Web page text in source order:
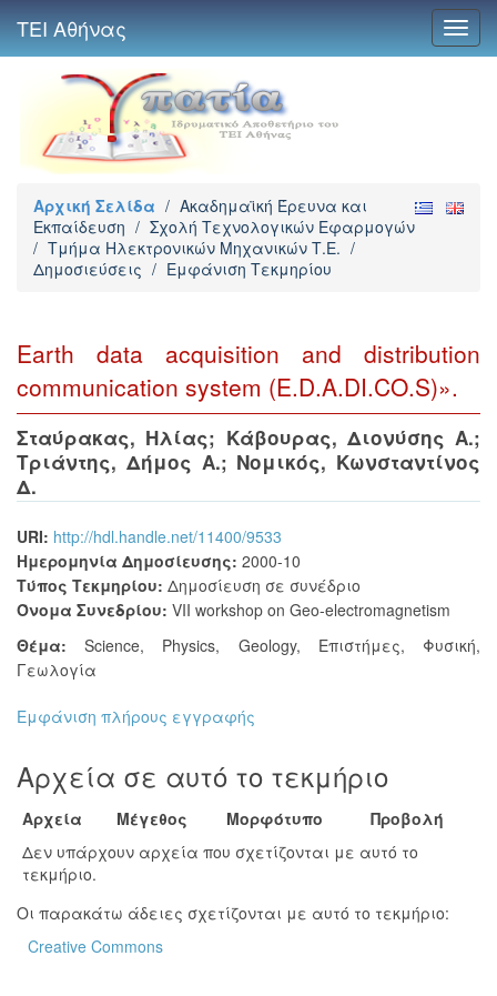
ΤΕΙ Αθήνας
Αρχική Σελίδα / Ακαδημαϊκή Έρευνα και
Εκπαίδευση / Σχολή Τεχνολογικών Εφαρμογών
/ Τμήμα Ηλεκτρονικών Μηχανικών Τ.Ε. /
Δημοσιεύσεις / Εμφάνιση Τεκμηρίου
Earth data acquisition and distribution
communication system (E.D.A.DI.CO.S)».
Σταύρακας, Ηλίας; Κάβουρας, Διονύσης Α.;
Τριάντης, Δήμος Α.; Νομικός, Κωνσταντίνος
Δ.
URI: http://hdl.handle.net/11400/9533
Ημερομηνία Δημοσίευσης: 2000-10
Τύπος Τεκμηρίου: Δημοσίευση σε συνέδριο
Όνομα Συνεδρίου: VII workshop on Geo-electromagnetism
Θέμα:
Science, Physics, Geology, Επιστήμες, Φυσική,
Γεωλογία
Εμφάνιση πλήρους εγγραφής
Αρχεία σε αυτό το τεκμήριο
Αρχεία Μέγεθος Μορφότυπο
Προβολή
Δεν υπάρχουν αρχεία που σχετίζονται με αυτό το
τεκμήριο.
Οι παρακάτω άδειες σχετίζονται με αυτό το τεκμήριο:
Creative Commons